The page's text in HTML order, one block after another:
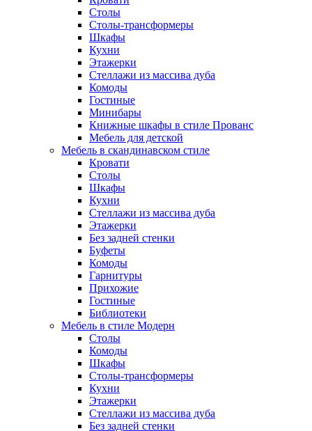
Столы
Столы-трансформеры
Шкафы
Кухни
Этажерки
Стеллажи из массива дуба
Комоды
Гостиные
Минибары
Книжные шкафы в стиле Прованс
Мебель для детской
Мебель в скандинавском стиле
Кровати
Столы
Шкафы
Кухни
Стеллажи из массива дуба
Этажерки
Без задней стенки
Буфеты
Комоды
Гарнитуры
Прихожие
Гостиные
Библиотеки
Мебель в стиле Модерн
Столы
Комоды
Шкафы
Столы-трансформеры
Кухни
Этажерки
Стеллажи из массива дуба
Без задней стенки